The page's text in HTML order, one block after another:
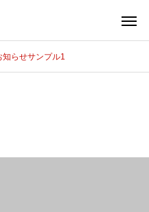
知らせサンプル1